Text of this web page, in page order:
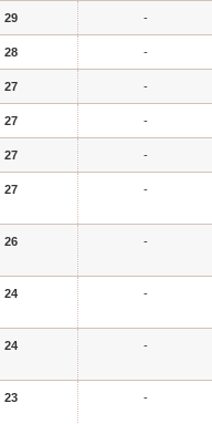
29 -
28 -
27 -
27 -
27 -
27 -
26 -
24 -
24 -
23 -